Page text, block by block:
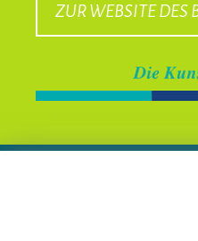
ZUR WEBSITE DES